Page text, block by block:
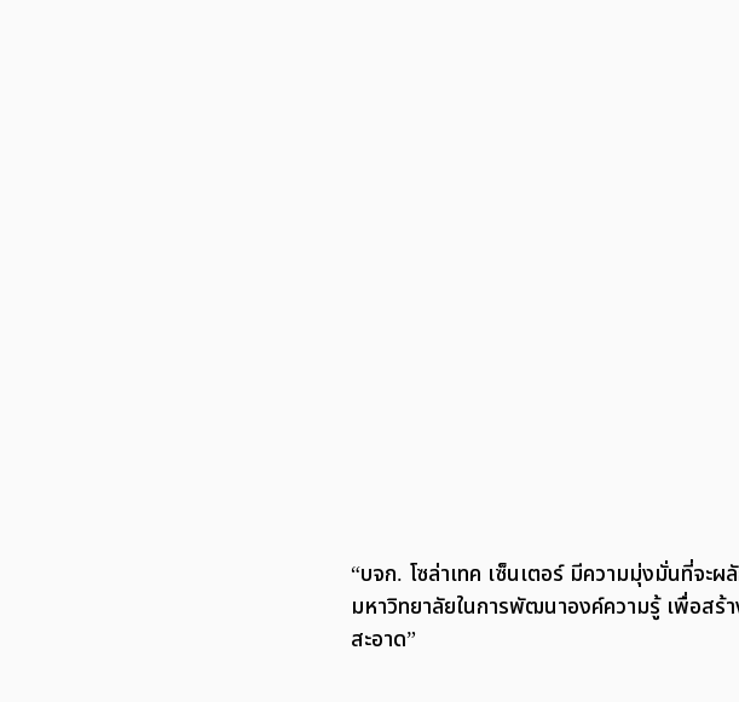
“บจก. โซล่าเทค เซ็นเตอร์ มีความมุ่งมั่นที่จ
มหาวิทยาลัยในการพัฒนาองค์ความรู้ เพื่อส
สะอาด”